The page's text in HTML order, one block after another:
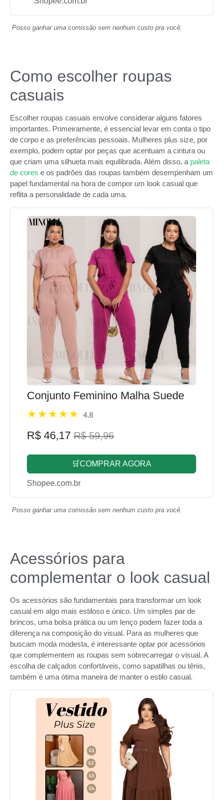
Posso ganhar uma comissão sem nenhum custo pra você.
Como escolher roupas
casuais
Escolher roupas casuais envolve considerar alguns fatores
importantes. Primeiramente, é essencial levar em conta o tipo
de corpo e as preferências pessoais. Mulheres plus size, por
exemplo, podem optar por peças que acentuam a cintura ou
que criam uma silhueta mais equilibrada. Além disso, a paleta
de cores e os padrões das roupas também desempenham um
papel fundamental na hora de compor um look casual que
reflita a personalidade de cada uma.
Conjunto Feminino Malha Suede
4.8
R$ 46,17 R$ 59,96
🛒COMPRAR AGORA
Shopee.com.br
Posso ganhar uma comissão sem nenhum custo pra você.
Acessórios para
complementar o look casual
Os acessórios são fundamentais para transformar um look
casual em algo mais estiloso e único. Um simples par de
brincos, uma bolsa prática ou um lenço podem fazer toda a
diferença na composição do visual. Para as mulheres que
buscam moda modesta, é interessante optar por acessórios
que complementem as roupas sem sobrecarregar o visual. A
escolha de calçados confortáveis, como sapatilhas ou tênis,
também é uma ótima maneira de manter o estilo casual.